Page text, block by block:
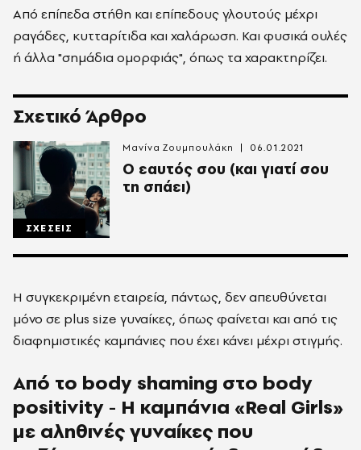
Από επίπεδα στήθη και επίπεδους γλουτούς μέχρι
ραγάδες, κυτταρίτιδα και χαλάρωση. Και φυσικά ουλές
ή άλλα "σημάδια ομορφιάς", όπως τα χαρακτηρίζει.
Σχετικό Άρθρο
ΣΧΕΣΕΙΣ
Ο εαυτός σου (και γιατί σου
τη σπάει)
Μανίνα Ζουμπουλάκη 06.01.2021
Η συγκεκριμένη εταιρεία, πάντως, δεν απευθύνεται
μόνο σε plus size γυναίκες, όπως φαίνεται και από τις
διαφημιστικές καμπάνιες που έχει κάνει μέχρι στιγμής.
Από το body shaming στο body
positivity - Η καμπάνια «Real Girls»
με αληθινές γυναίκες που